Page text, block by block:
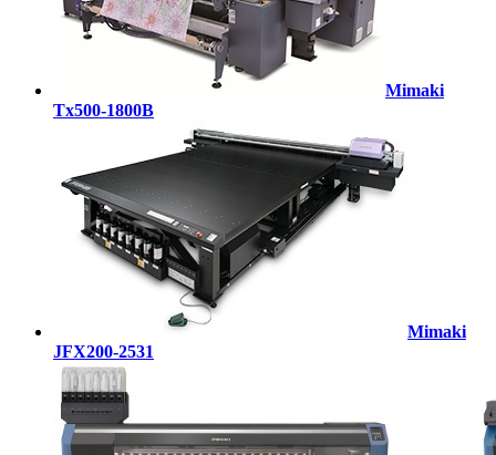
Mimaki
Tx500-1800B
Mimaki
JFX200-2531